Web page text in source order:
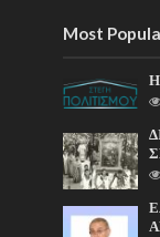
Most